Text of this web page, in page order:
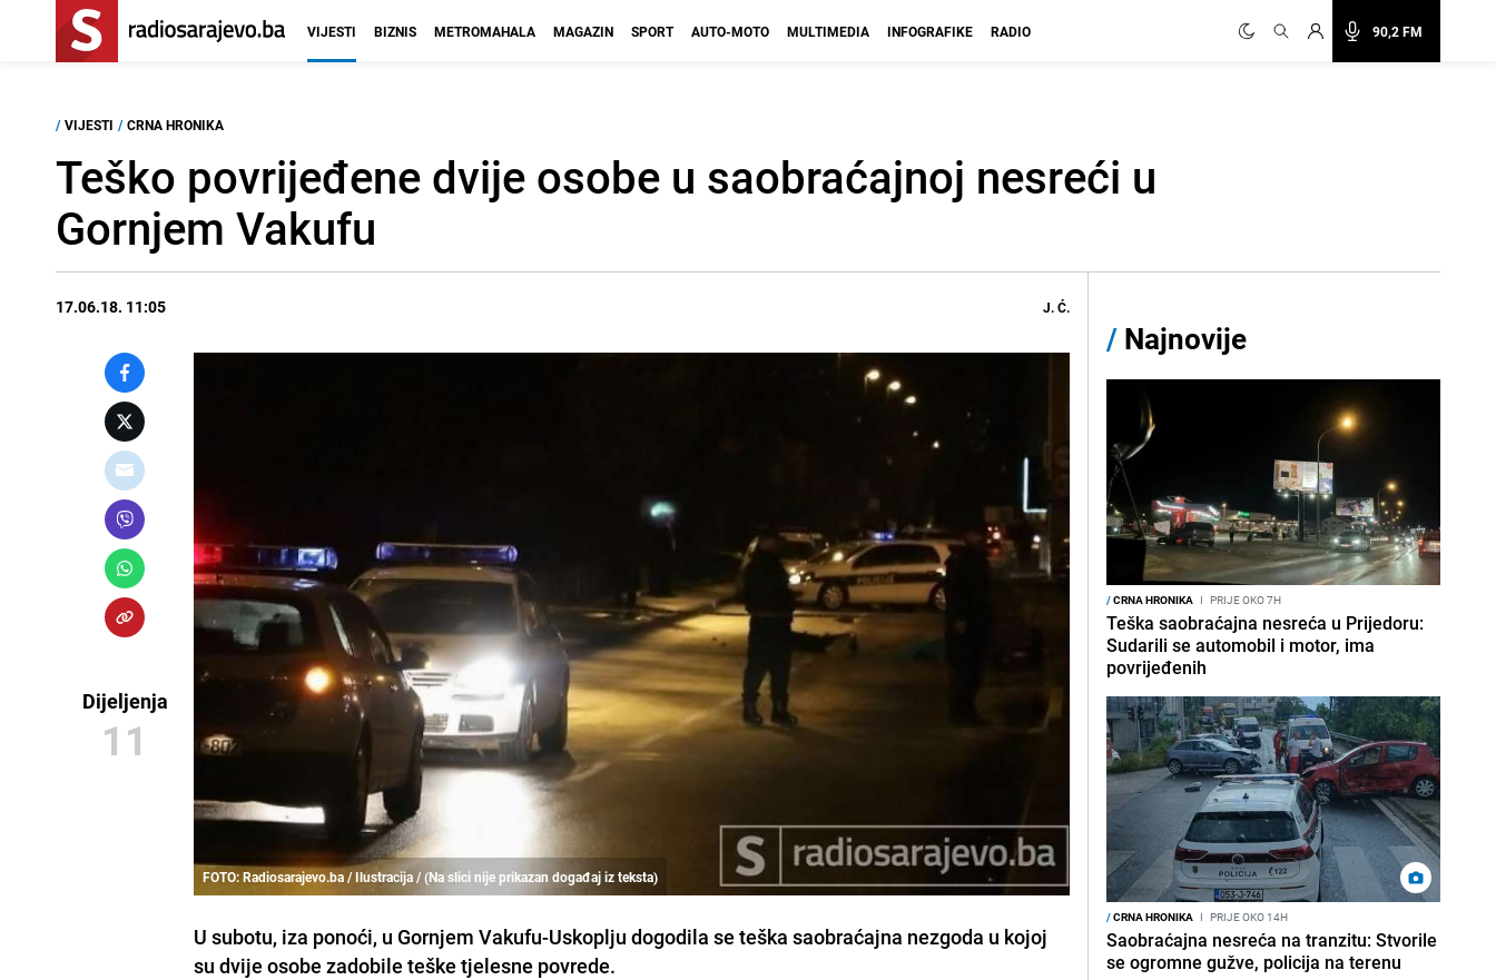
90,2 FM
VIJESTI BIZNIS METROMAHALA MAGAZIN SPORT AUTO-MOTO MULTIMEDIA INFOGRAFIKE RADIO
/ VIJESTI / CRNA HRONIKA
Teško povrijeđene dvije osobe u saobraćajnoj nesreći u
Gornjem Vakufu
17.06.18. 11:05 J. Ć.
Dijeljenja
11
FOTO: Radiosarajevo.ba / Ilustracija / (Na slici nije prikazan događaj iz teksta)
U subotu, iza ponoći, u Gornjem Vakufu-Uskoplju dogodila se teška saobraćajna nezgoda u kojoj
su dvije osobe zadobile teške tjelesne povrede.
/ Najnovije
/CRNA HRONIKA I PRIJE OKO 7H
Teška saobraćajna nesreća u Prijedoru:
Sudarili se automobil i motor, ima
povrijeđenih
/CRNA HRONIKA I PRIJE OKO 14H
Saobraćajna nesreća na tranzitu: Stvorile
se ogromne gužve, policija na terenu